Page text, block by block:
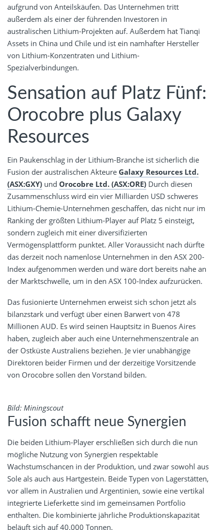
aufgrund von Anteilskäufen. Das Unternehmen tritt
außerdem als einer der führenden Investoren in
australischen Lithium-Projekten auf. Außerdem hat Tianqi
Assets in China und Chile und ist ein namhafter Hersteller
von Lithium-Konzentraten und Lithium-
Spezialverbindungen.
Sensation auf Platz Fünf:
Orocobre plus Galaxy
Resources
Ein Paukenschlag in der Lithium-Branche ist sicherlich die
Fusion der australischen Akteure Galaxy Resources Ltd.
(ASX:GXY) und Orocobre Ltd. (ASX:ORE) Durch diesen
Zusammenschluss wird ein vier Milliarden USD schweres
Lithium-Chemie-Unternehmen geschaffen, das nicht nur im
Ranking der größten Lithium-Player auf Platz 5 einsteigt,
sondern zugleich mit einer diversifizierten
Vermögensplattform punktet. Aller Voraussicht nach dürfte
das derzeit noch namenlose Unternehmen in den ASX 200-
Index aufgenommen werden und wäre dort bereits nahe an
der Marktschwelle, um in den ASX 100-Index aufzurücken.
Das fusionierte Unternehmen erweist sich schon jetzt als
bilanzstark und verfügt über einen Barwert von 478
Millionen AUD. Es wird seinen Hauptsitz in Buenos Aires
haben, zugleich aber auch eine Unternehmenszentrale an
der Ostküste Australiens beziehen. Je vier unabhängige
Direktoren beider Firmen und der derzeitige Vorsitzende
von Orocobre sollen den Vorstand bilden.
Bild: Miningscout
Fusion schafft neue Synergien
Die beiden Lithium-Player erschließen sich durch die nun
mögliche Nutzung von Synergien respektable
Wachstumschancen in der Produktion, und zwar sowohl aus
Sole als auch aus Hartgestein. Beide Typen von Lagerstätten,
vor allem in Australien und Argentinien, sowie eine vertikal
integrierte Lieferkette sind im gemeinsamen Portfolio
enthalten. Die kombinierte jährliche Produktionskapazität
beläuft sich auf 40.000 Tonnen.